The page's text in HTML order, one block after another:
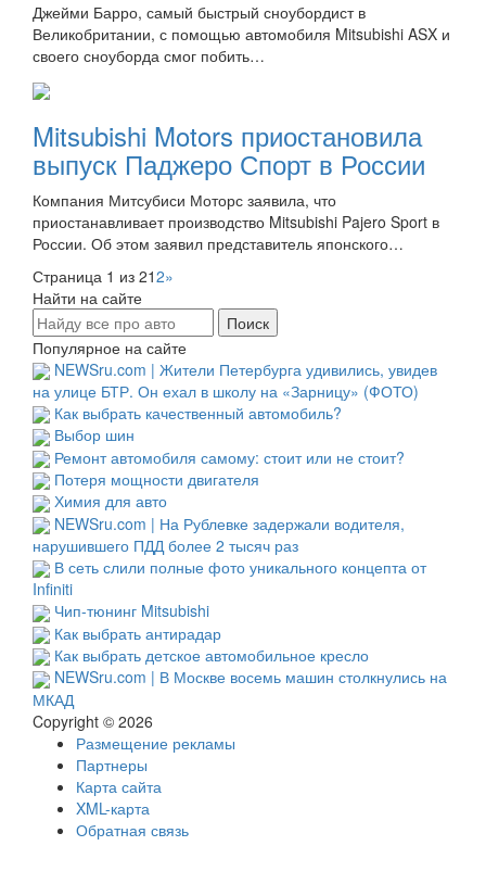
Джейми Барро, самый быстрый сноубордист в
Великобритании, с помощью автомобиля Mitsubishi ASX и
своего сноуборда смог побить…
Mitsubishi Motors приостановила
выпуск Паджеро Спорт в России
Компания Митсубиси Моторс заявила, что
приостанавливает производство Mitsubishi Pajero Sport в
России. Об этом заявил представитель японского…
Страница 1 из 212»
Найти на сайте
Популярное на сайте
NEWSru.com | Жители Петербурга удивились, увидев
на улице БТР. Он ехал в школу на «Зарницу» (ФОТО)
Как выбрать качественный автомобиль?
Выбор шин
Ремонт автомобиля самому: стоит или не стоит?
Потеря мощности двигателя
Химия для авто
NEWSru.com | На Рублевке задержали водителя,
нарушившего ПДД более 2 тысяч раз
В сеть слили полные фото уникального концепта от
Infiniti
Чип-тюнинг Mitsubishi
Как выбрать антирадар
Как выбрать детское автомобильное кресло
NEWSru.com | В Москве восемь машин столкнулись на
МКАД
Copyright © 2026
Размещение рекламы
Партнеры
Карта сайта
XML-карта
Обратная связь